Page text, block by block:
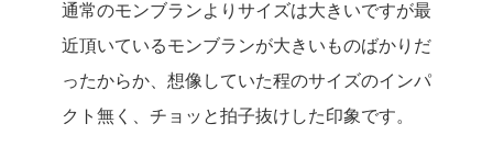
通常のモンブランよりサイズは大きいですが最
近頂いているモンブランが大きいものばかりだ
ったからか、想像していた程のサイズのインパ
クト無く、チョッと拍子抜けした印象です。